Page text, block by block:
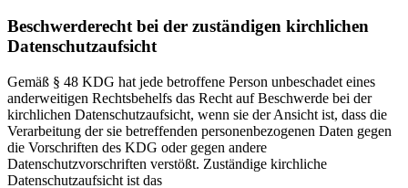
Beschwerderecht bei der zuständigen kirchlichen
Datenschutzaufsicht
Gemäß § 48 KDG hat jede betroffene Person unbeschadet eines
anderweitigen Rechtsbehelfs das Recht auf Beschwerde bei der
kirchlichen Datenschutzaufsicht, wenn sie der Ansicht ist, dass die
Verarbeitung der sie betreffenden personenbezogenen Daten gegen
die Vorschriften des KDG oder gegen andere
Datenschutzvorschriften verstößt. Zuständige kirchliche
Datenschutzaufsicht ist das